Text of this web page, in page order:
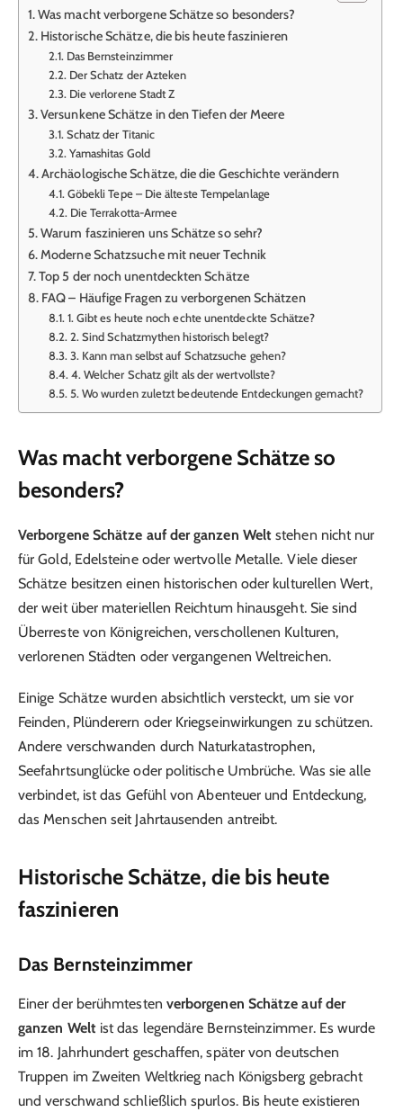
Was macht verborgene Schätze so besonders?
Historische Schätze, die bis heute faszinieren
Das Bernsteinzimmer
Der Schatz der Azteken
Die verlorene Stadt Z
Versunkene Schätze in den Tiefen der Meere
Schatz der Titanic
Yamashitas Gold
Archäologische Schätze, die die Geschichte verändern
Göbekli Tepe – Die älteste Tempelanlage
Die Terrakotta-Armee
Warum faszinieren uns Schätze so sehr?
Moderne Schatzsuche mit neuer Technik
Top 5 der noch unentdeckten Schätze
FAQ – Häufige Fragen zu verborgenen Schätzen
1. Gibt es heute noch echte unentdeckte Schätze?
2. Sind Schatzmythen historisch belegt?
3. Kann man selbst auf Schatzsuche gehen?
4. Welcher Schatz gilt als der wertvollste?
5. Wo wurden zuletzt bedeutende Entdeckungen gemacht?
Was macht verborgene Schätze so
besonders?
Verborgene Schätze auf der ganzen Welt stehen nicht nur
für Gold, Edelsteine oder wertvolle Metalle. Viele dieser
Schätze besitzen einen historischen oder kulturellen Wert,
der weit über materiellen Reichtum hinausgeht. Sie sind
Überreste von Königreichen, verschollenen Kulturen,
verlorenen Städten oder vergangenen Weltreichen.
Einige Schätze wurden absichtlich versteckt, um sie vor
Feinden, Plünderern oder Kriegseinwirkungen zu schützen.
Andere verschwanden durch Naturkatastrophen,
Seefahrtsunglücke oder politische Umbrüche. Was sie alle
verbindet, ist das Gefühl von Abenteuer und Entdeckung,
das Menschen seit Jahrtausenden antreibt.
Historische Schätze, die bis heute
faszinieren
Das Bernsteinzimmer
Einer der berühmtesten verborgenen Schätze auf der
ganzen Weltist das legendäre Bernsteinzimmer. Es wurde
im 18. Jahrhundert geschaffen, später von deutschen
Truppen im Zweiten Weltkrieg nach Königsberg gebracht
und verschwand schließlich spurlos. Bis heute existieren